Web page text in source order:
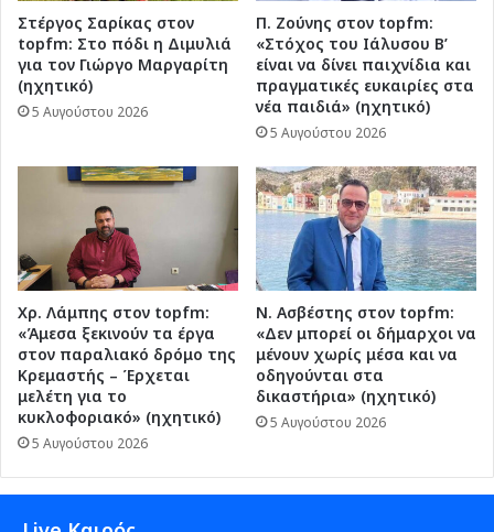
Στέργος Σαρίκας στον
topfm: Στο πόδι η Διμυλιά
για τον Γιώργο Μαργαρίτη
(ηχητικό)
5 Αυγούστου 2026
Π. Ζούνης στον topfm:
«Στόχος του Ιάλυσου Β’
είναι να δίνει παιχνίδια και
πραγματικές ευκαιρίες στα
νέα παιδιά» (ηχητικό)
5 Αυγούστου 2026
Χρ. Λάμπης στον topfm:
«Άμεσα ξεκινούν τα έργα
στον παραλιακό δρόμο της
Κρεμαστής – Έρχεται
μελέτη για το
κυκλοφοριακό» (ηχητικό)
5 Αυγούστου 2026
Ν. Ασβέστης στον topfm:
«Δεν μπορεί οι δήμαρχοι να
μένουν χωρίς μέσα και να
οδηγούνται στα
δικαστήρια» (ηχητικό)
5 Αυγούστου 2026